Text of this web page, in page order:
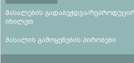
მასალების გადაბეჭდვა/
იხილეთ
მასალის გამოყენების პირობები